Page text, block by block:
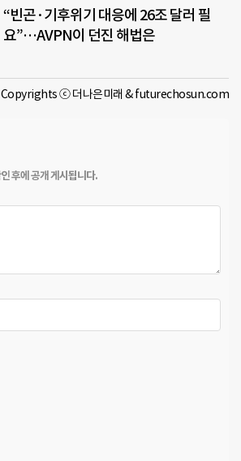
“빈곤·기후위기 대응에 26조 달러 필
요”…AVPN이 던진 해법은
Copyrights ⓒ 더나은미래 & futurechosun.com